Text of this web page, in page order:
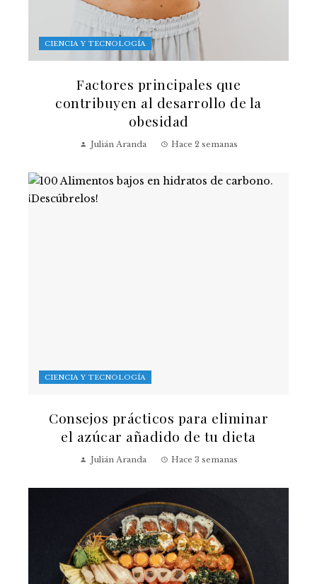
CIENCIA Y TECNOLOGÍA
Factores principales que
contribuyen al desarrollo de la
obesidad
Julián Aranda Hace 2 semanas
CIENCIA Y TECNOLOGÍA
Consejos prácticos para eliminar
el azúcar añadido de tu dieta
Julián Aranda Hace 3 semanas